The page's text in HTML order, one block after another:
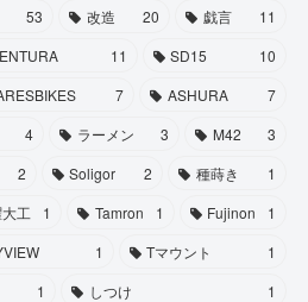
53 改造 20 戯言
11
11 SD15
10
7 ASHURA
7
4 ラーメン 3 M42
3
2 Soligor 2 種蒔き
1
工 1 Tamron 1 Fujinon
1
1 Tマウント
1
1 しつけ 1